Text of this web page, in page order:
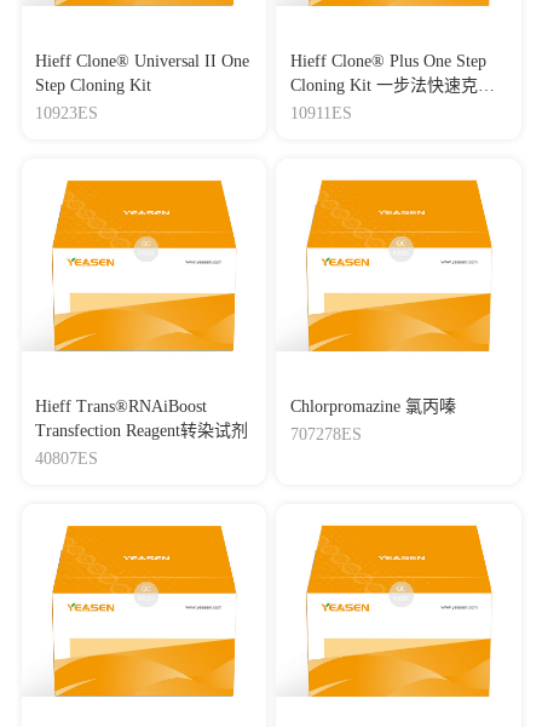
Hieff Clone® Universal II One
Step Cloning Kit
10923ES
Hieff Clone® Plus One Step
Cloning Kit 一步法快速克隆
试剂盒
10911ES
Hieff Trans®RNAiBoost
Transfection Reagent转染试剂
40807ES
Chlorpromazine 氯丙嗪
707278ES